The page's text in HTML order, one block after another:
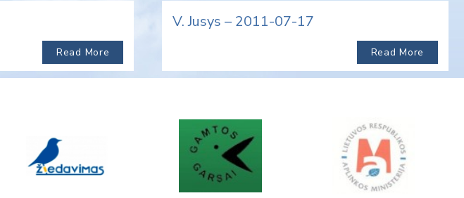
Read More
V. Jusys – 2011-07-17
Read More